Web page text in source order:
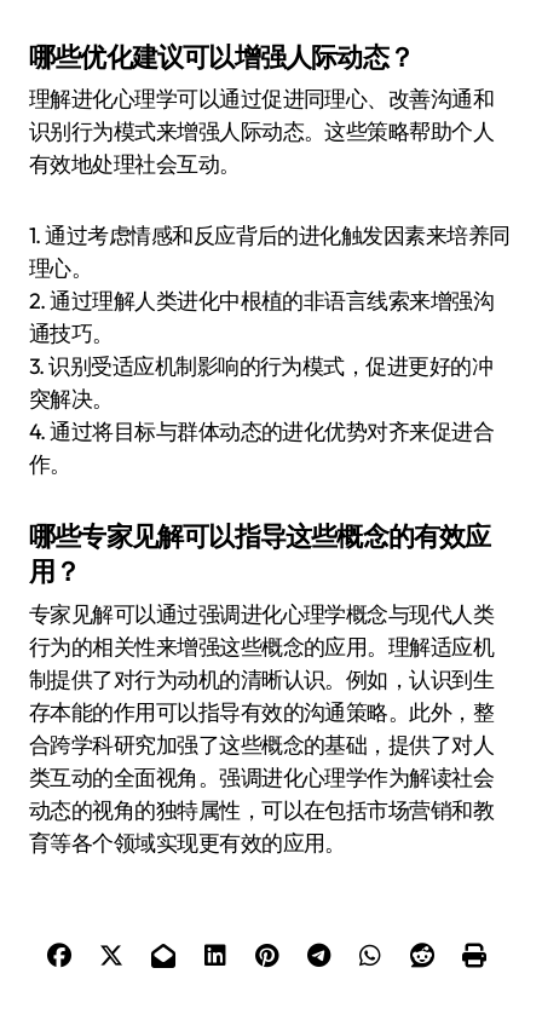
哪些优化建议可以增强人际动态？
理解进化心理学可以通过促进同理心、改善沟通和
识别行为模式来增强人际动态。这些策略帮助个人
有效地处理社会互动。
1. 通过考虑情感和反应背后的进化触发因素来培养同
理心。
2. 通过理解人类进化中根植的非语言线索来增强沟
通技巧。
3. 识别受适应机制影响的行为模式，促进更好的冲
突解决。
4. 通过将目标与群体动态的进化优势对齐来促进合
作。
哪些专家见解可以指导这些概念的有效应
用？
专家见解可以通过强调进化心理学概念与现代人类
行为的相关性来增强这些概念的应用。理解适应机
制提供了对行为动机的清晰认识。例如，认识到生
存本能的作用可以指导有效的沟通策略。此外，整
合跨学科研究加强了这些概念的基础，提供了对人
类互动的全面视角。强调进化心理学作为解读社会
动态的视角的独特属性，可以在包括市场营销和教
育等各个领域实现更有效的应用。